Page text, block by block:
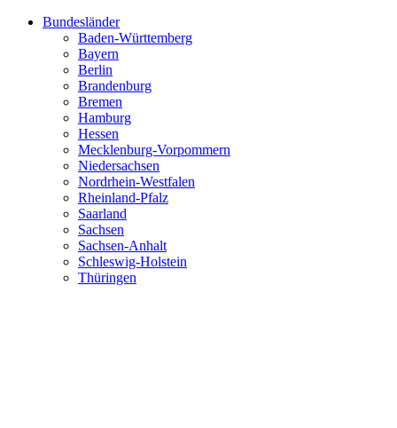
Bundesländer
Baden-Württemberg
Bayern
Berlin
Brandenburg
Bremen
Hamburg
Hessen
Mecklenburg-Vorpommern
Niedersachsen
Nordrhein-Westfalen
Rheinland-Pfalz
Saarland
Sachsen
Sachsen-Anhalt
Schleswig-Holstein
Thüringen